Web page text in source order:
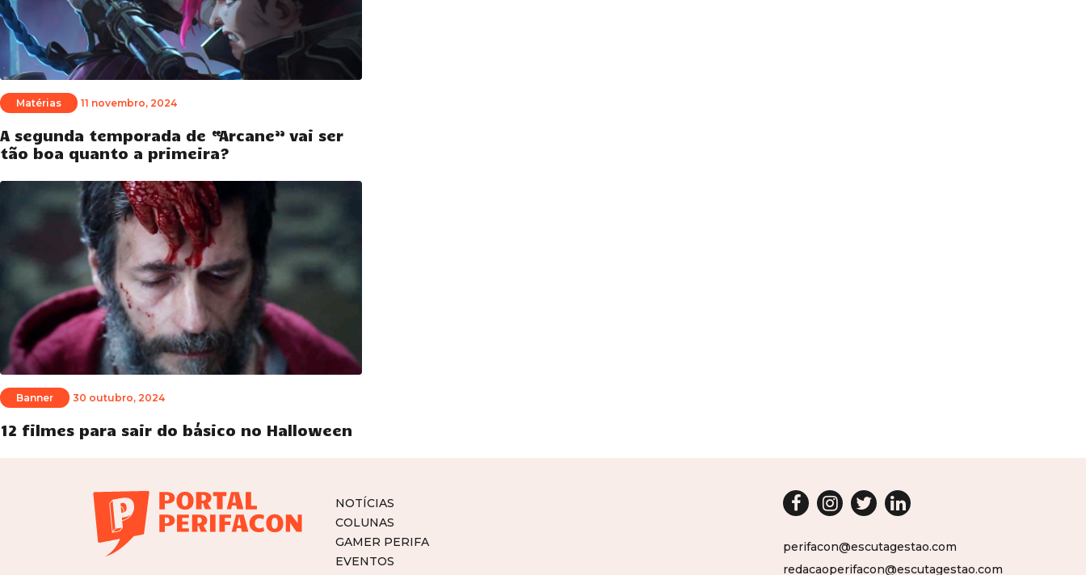
Matérias 11 novembro, 2024
A segunda temporada de “Arcane” vai ser
tão boa quanto a primeira?
Banner 30 outubro, 2024
12 filmes para sair do básico no Halloween
NOTÍCIAS
COLUNAS
GAMER PERIFA
EVENTOS
perifacon@escutagestao.com
redacaoperifacon@escutagestao.com